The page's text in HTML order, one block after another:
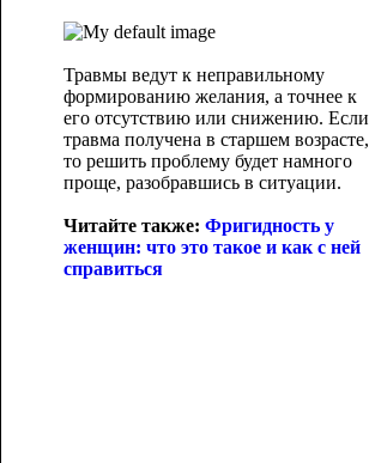
Травмы ведут к неправильному
формированию желания, а точнее к
его отсутствию или снижению. Если
травма получена в старшем возрасте,
то решить проблему будет намного
проще, разобравшись в ситуации.
Читайте также: Фригидность у
женщин: что это такое и как с ней
справиться